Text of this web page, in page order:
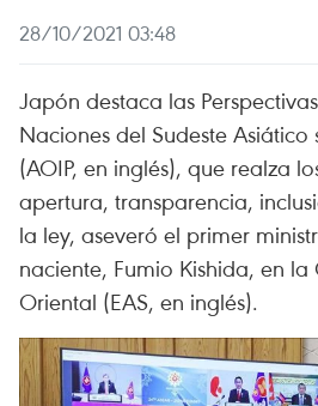
28/10/2021 03:48
Japón destaca las
Naciones del Sudeste
(AOIP, en inglés), que realza
apertura, transparencia,
la ley, aseveró el primer
naciente, Fumio Kishida, en
Oriental (EAS, en inglés).